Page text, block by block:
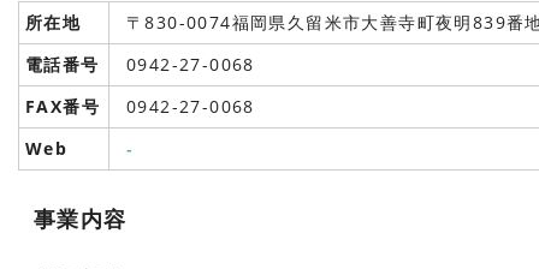
所在地
〒830-0074福岡県久留米市大善寺町夜明839番
電話番号
0942-27-0068
FAX番号
0942-27-0068
Web
-
事業内容